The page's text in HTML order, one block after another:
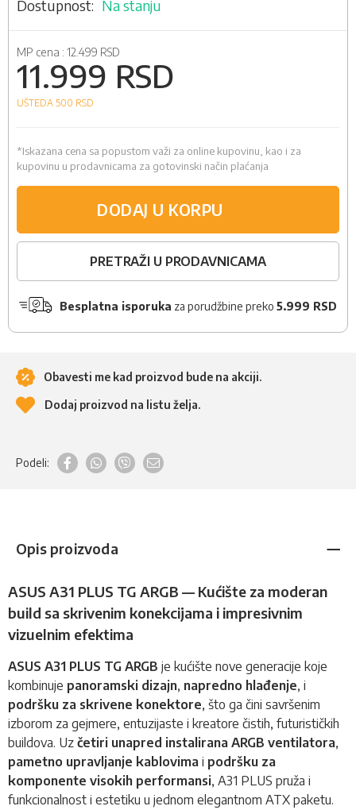
Na stanju
MP cena : 12.499 RSD
11.999 RSD
UŠTEDA 500 RSD
*Iskazana cena sa popustom važi za online kupovinu, kao i za
kupovinu u prodavnicama za gotovinski način plaćanja
DODAJ U KORPU
PRETRAŽI U PRODAVNICAMA
Besplatna isporuka za porudžbine preko 5.999 RSD
Obavesti me kad proizvod bude na akciji.
Dodaj proizvod na listu želja.
Podeli:
Opis proizvoda
ASUS A31 PLUS TG ARGB — Kućište za moderan
build sa skrivenim konekcijama i impresivnim
vizuelnim efektima
ASUS A31 PLUS TG ARGB je kućište nove generacije koje
kombinuje panoramski dizajn, napredno hlađenje, i
podršku za skrivene konektore, što ga čini savršenim
izborom za gejmere, entuzijaste i kreatore čistih, futurističkih
buildova. Uz četiri unapred instalirana ARGB ventilatora,
pametno upravljanje kablovima i podršku za
komponente visokih performansi, A31 PLUS pruža i
funkcionalnost i estetiku u jednom elegantnom ATX paketu.